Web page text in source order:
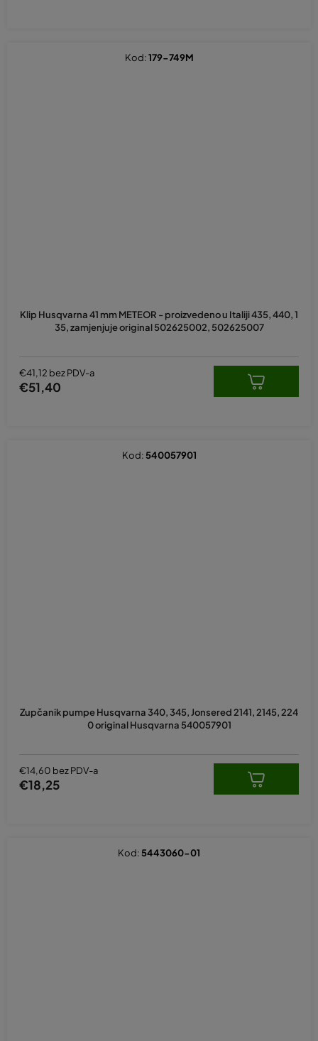
Klip Husqvarna 41 mm METEOR - proizvedeno u Italiji 435, 440, 1
35, zamjenjuje original 502625002, 502625007
€41,12 bez PDV-a
€51,40
Kod:179-749M
Zupčanik pumpe Husqvarna 340, 345, Jonsered 2141, 2145, 224
0 original Husqvarna 540057901
€14,60 bez PDV-a
€18,25
Kod: 540057901
Kod: 5443060-01